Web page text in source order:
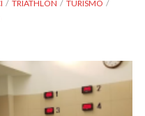
TRIATHLON
TURISMO